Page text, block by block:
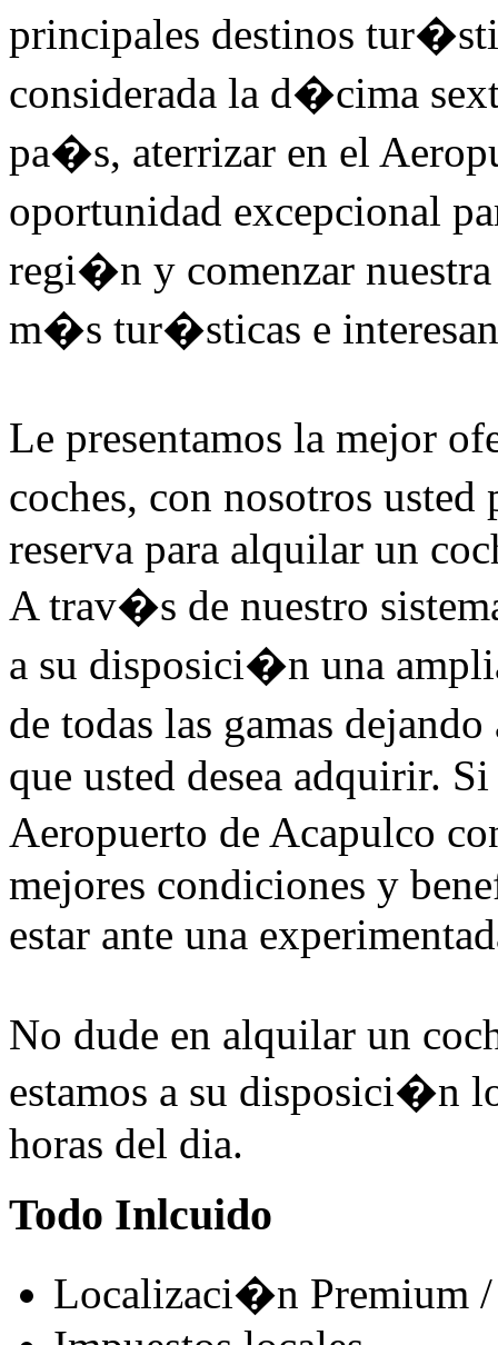
principales destinos
considerada la d�cima
pa�s, aterrizar en el
oportunidad excepcional
regi�n y comenzar nuestra
m�s tur�sticas e
Le presentamos la mejor
coches, con nosotros
reserva para alquilar un
A trav�s de nuestro
a su disposici�n una
de todas las gamas
que usted desea adquirir.
Aeropuerto de Acapulco
mejores condiciones y
estar ante una
No dude en alquilar un
estamos a su disposici�n
horas del dia.
Todo Inlcuido
Localizaci�n Premium /